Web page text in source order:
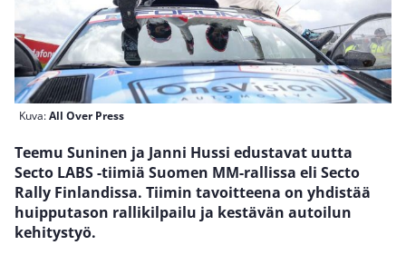
Kuva:All Over Press
Teemu Suninen ja Janni Hussi edustavat uutta
Secto LABS -tiimiä Suomen MM-rallissa eli Secto
Rally Finlandissa. Tiimin tavoitteena on yhdistää
huipputason rallikilpailu ja kestävän autoilun
kehitystyö.